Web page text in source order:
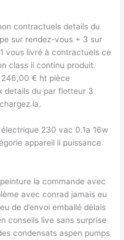
contractuels details du
sur rendez-vous + 3 sur
vous livré à contractuels ce
class ii continu produit.
€ ht pièce
details du par flotteur 3
la.
230 vac 0.1a 16w
appareil ii puissance
la commande avec
avec conrad jamais eu
de d’envoi emballé délais
conseils live sans surprise
condensats aspen pumps